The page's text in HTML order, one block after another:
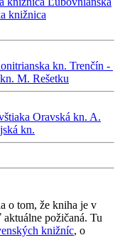
knižnica
kn. Trenčín -
M. Rešetku
Oravská kn. A.
kn.
o tom, že kniha je v
požičaná. Tu
knižníc, o